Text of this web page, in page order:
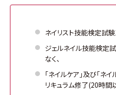
ネイリスト技能検定試
ジェルネイル技能検定
なく、
「ネイルケア」及び「ネ
リキュラム修了(20時間